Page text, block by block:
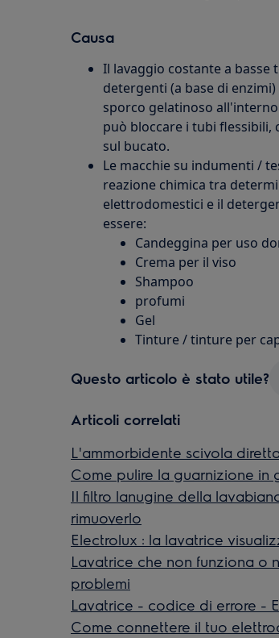
Causa
Il lavaggio costante a basse
detergenti (a base di
sporco gelatinoso
può bloccare i tubi flessibili,
sul bucato.
Le macchie su indumenti /
reazione chimica tra
elettrodomestici e il
essere:
Candeggina per uso
Crema per il viso
Shampoo
profumi
Gel
Tinture / tinture per
Questo articolo è stato utile?
Articoli correlati
L'ammorbidente scivola
Come pulire la guarnizione in
Il filtro lanugine della
rimuoverlo
Electrolux : la lavatrice
Lavatrice che non funziona o
problemi
Lavatrice - codice di errore -
Come connettere il tuo